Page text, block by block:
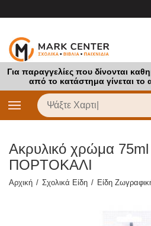
Για παραγγελίες που δίνονται
από το κατάστημα γίνεται
Ακρυλικό χρώμα
ΠΟΡΤΟΚΑΛΙ
Αρχική / Σχολικά Είδη / Είδη